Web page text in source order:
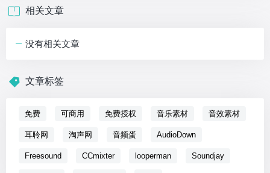
相关文章
没有相关文章
文章标签
免费 可商用 免费授权 音乐素材 音效素材
耳聆网 淘声网 音频蛋 AudioDown
Freesound CCmixter looperman Soundjay